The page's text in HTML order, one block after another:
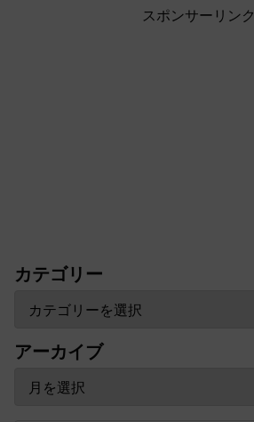
スポンサーリンク
カテゴリー
アーカイブ